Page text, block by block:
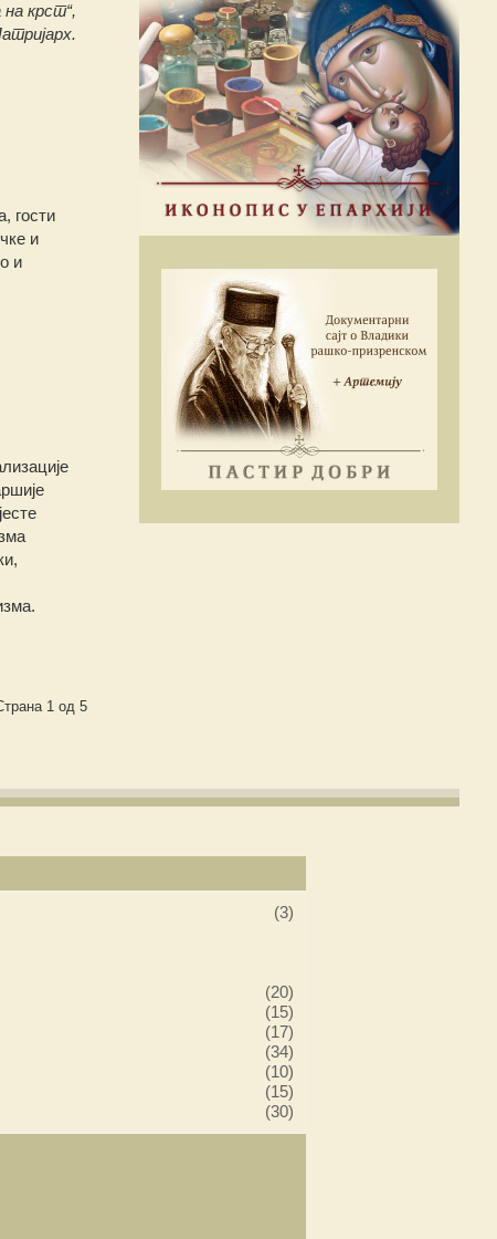
на крст“,
гости
и
и
1 од 5
(3)
(20)
(15)
(17)
(34)
(10)
(15)
(30)